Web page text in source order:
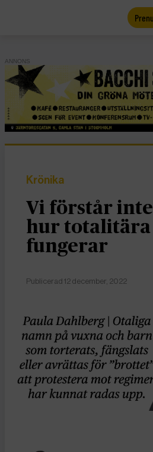
ANNONS
Krönika
Vi förstår
hur totalitära
fungerar
Publicerad 12 december, 2022